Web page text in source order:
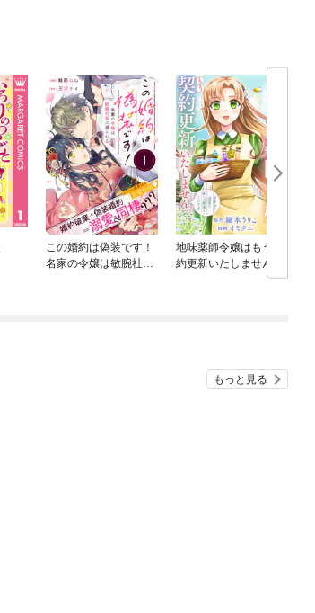
この婚約は偽装です！
名家の令嬢は敏腕社長
地味薬師令嬢はもう契
約更新いたしません。
もっと見る